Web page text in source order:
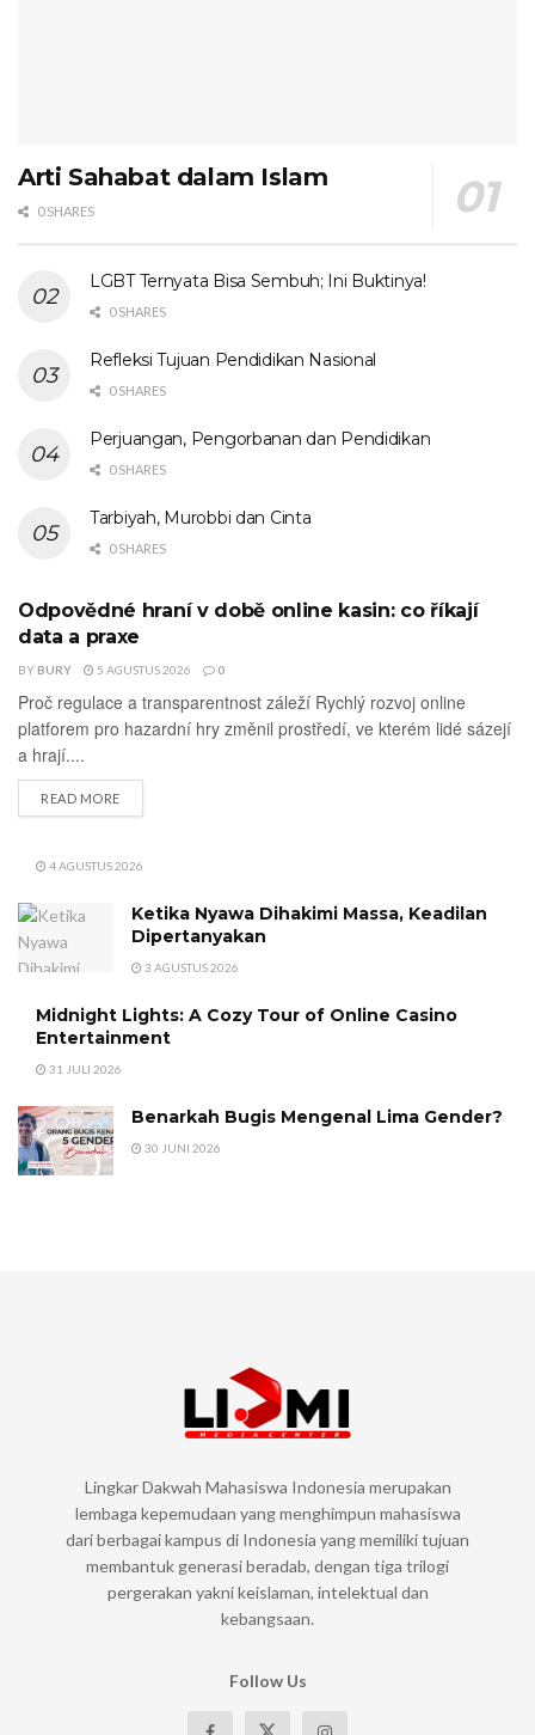
Arti Sahabat dalam Islam
0 SHARES
LGBT Ternyata Bisa Sembuh; Ini Buktinya!
0 SHARES
Refleksi Tujuan Pendidikan Nasional
0 SHARES
Perjuangan, Pengorbanan dan Pendidikan
0 SHARES
Tarbiyah, Murobbi dan Cinta
0 SHARES
UNCATEGORIZED
Odpovědné hraní v době online kasin: co říkají
data a praxe
BY BURY 5 AGUSTUS 2026 0
Proč regulace a transparentnost záleží Rychlý rozvoj online
platforem pro hazardní hry změnil prostředí, ve kterém lidé sázejí
a hrají....
READ MOREDETAILS
4 AGUSTUS 2026
Ketika Nyawa Dihakimi Massa, Keadilan
Dipertanyakan
3 AGUSTUS 2026
Midnight Lights: A Cozy Tour of Online Casino
Entertainment
31 JULI 2026
Benarkah Bugis Mengenal Lima Gender?
30 JUNI 2026
Lingkar Dakwah Mahasiswa Indonesia merupakan
lembaga kepemudaan yang menghimpun mahasiswa
dari berbagai kampus di Indonesia yang memiliki tujuan
membantuk generasi beradab, dengan tiga trilogi
pergerakan yakni keislaman, intelektual dan
kebangsaan.
Follow Us